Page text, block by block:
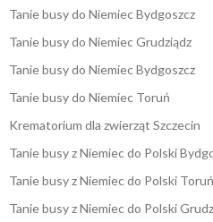
Tanie busy do Niemiec Bydgoszcz
Tanie busy do Niemiec Grudziądz
Tanie busy do Niemiec Bydgoszcz
Tanie busy do Niemiec Toruń
Krematorium dla zwierząt Szczecin
Tanie busy z Niemiec do Polski
Tanie busy z Niemiec do Polski Toruń
Tanie busy z Niemiec do Polski